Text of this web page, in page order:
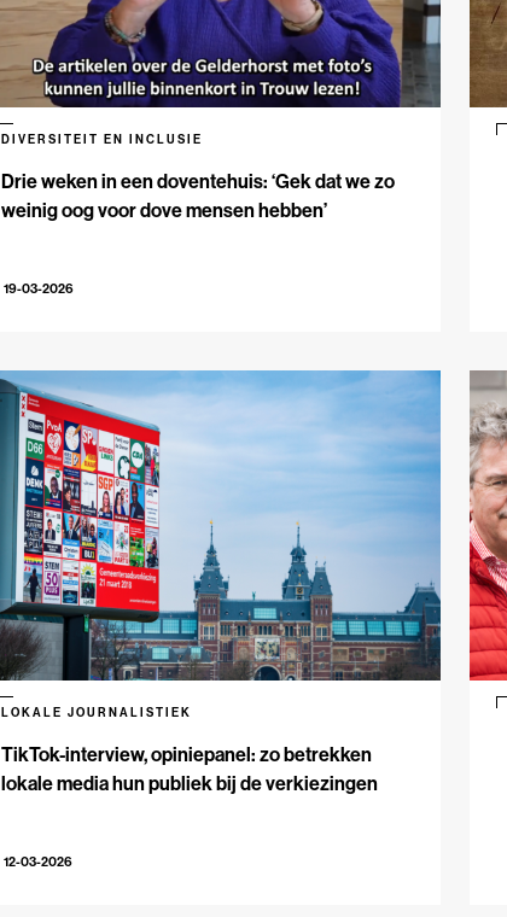
Drie weken in een doventehuis: ‘Gek dat we zo
weinig oog voor dove mensen hebben’
DIVERSITEIT EN INCLUSIE
19-03-2026
TikTok-interview, opiniepanel: zo betrekken
lokale media hun publiek bij de verkiezingen
LOKALE JOURNALISTIEK
12-03-2026